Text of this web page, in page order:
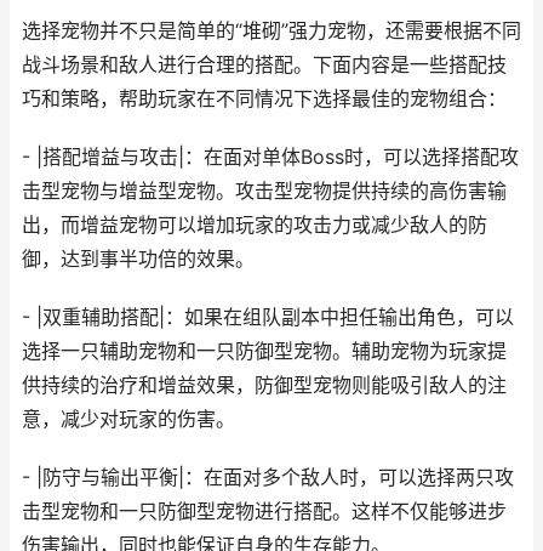
选择宠物并不只是简单的“堆砌”强力宠物，还需要根据不同
战斗场景和敌人进行合理的搭配。下面内容是一些搭配技
巧和策略，帮助玩家在不同情况下选择最佳的宠物组合：
- |搭配增益与攻击|：在面对单体Boss时，可以选择搭配攻
击型宠物与增益型宠物。攻击型宠物提供持续的高伤害输
出，而增益宠物可以增加玩家的攻击力或减少敌人的防
御，达到事半功倍的效果。
- |双重辅助搭配|：如果在组队副本中担任输出角色，可以
选择一只辅助宠物和一只防御型宠物。辅助宠物为玩家提
供持续的治疗和增益效果，防御型宠物则能吸引敌人的注
意，减少对玩家的伤害。
- |防守与输出平衡|：在面对多个敌人时，可以选择两只攻
击型宠物和一只防御型宠物进行搭配。这样不仅能够进步
伤害输出，同时也能保证自身的生存能力。